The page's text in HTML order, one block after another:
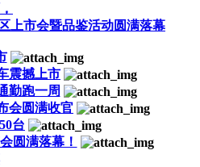
上市会暨品鉴活动圆满落幕
震撼上市
勤跑一周
会圆满收官
台
圆满落幕！